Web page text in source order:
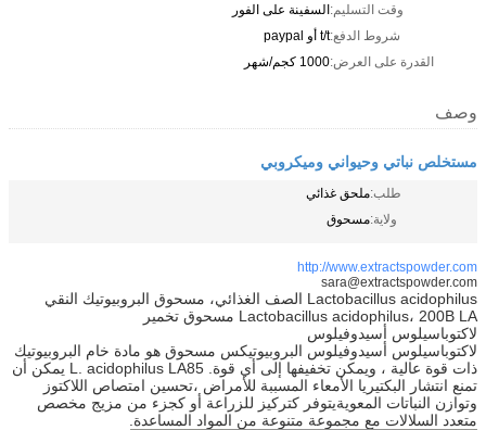
وقت التسليم:السفينة على الفور
شروط الدفع:t/t أو paypal
القدرة على العرض:1000 كجم/شهر
وصف
مستخلص نباتي وحيواني وميكروبي
طلب:ملحق غذائي
ولاية:مسحوق
http://www.extractspowder.com
sara@extractspowder.com
Lactobacillus acidophilus الصف الغذائي، مسحوق البروبيوتيك النقي
Lactobacillus acidophilus، 200B LA مسحوق تخمير
لاكتوباسيلوس أسيدوفيلوس
لاكتوباسيلوس أسيدوفيلوس البروبيوتيكس مسحوق هو مادة خام البروبيوتيك
ذات قوة عالية ، ويمكن تخفيفها إلى أي قوة. L. acidophilus LA85 يمكن أن
تمنع انتشار البكتيريا الأمعاء المسببة للأمراض ،تحسين امتصاص اللاكتوز
وتوازن النباتات المعويةيتوفر كتركيز للزراعة أو كجزء من مزيج مخصص
متعدد السلالات مع مجموعة متنوعة من المواد المساعدة.